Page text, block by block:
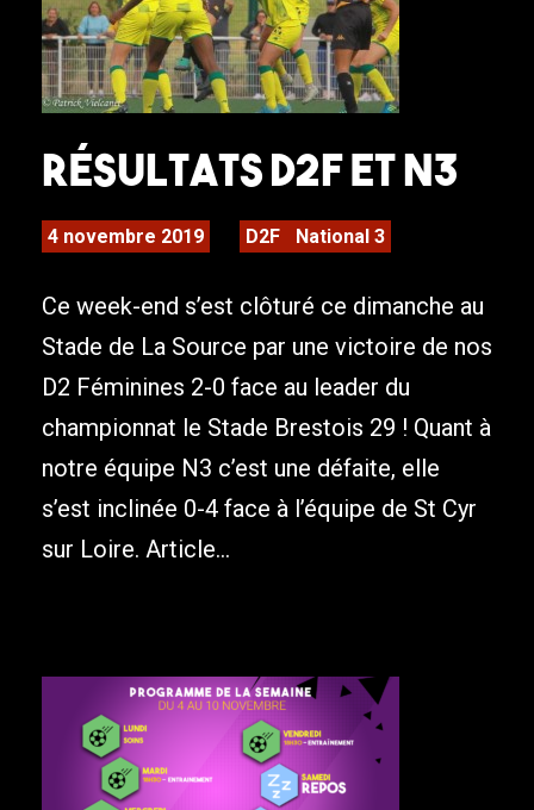
Résultats D2F et N3
4 novembre 2019 D2F National 3
Ce week-end s’est clôturé ce dimanche au
Stade de La Source par une victoire de nos
D2 Féminines 2-0 face au leader du
championnat le Stade Brestois 29 ! Quant à
notre équipe N3 c’est une défaite, elle
s’est inclinée 0-4 face à l’équipe de St Cyr
sur Loire. Article...